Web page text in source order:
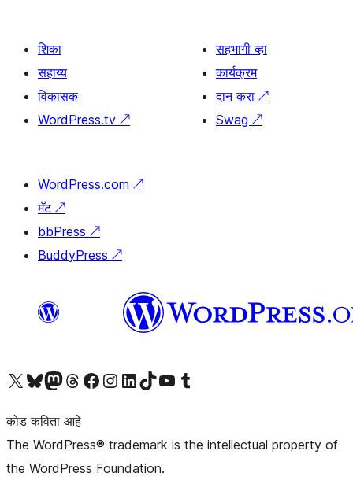
शिका
सहाय्य
विकासक
WordPress.tv ↗
सहभागी व्हा
कार्यक्रम
दान करा ↗
Swag ↗
WordPress.com ↗
मॅट ↗
bbPress ↗
BuddyPress ↗
आमच्या X (एक्स) (पूर्वीचे ट्विटर) खात्याला भेट द्या आमच्या ब्लूस्की खात्याला भेट द्या.आमच्या Mastodon खात्याला भेट द्या.आमच्या थ्रेड्स खात्याला भेट द्या. आमच्या फेसबुक पेजला भेट द्या आमच्या इंस्टाग्राम खात्याला भेट द्या आमच्या लिंक्डइन खात्याला भेट द्या आमच्या टिकटॉक अकाउंटला भेट द्या.आमच्या यूट्यूब चॅनेलला भेट द्या आमच्या टंबलर खात्याला भेट द्या.
कोड कविता आहे
The WordPress® trademark is the intellectual property of
the WordPress Foundation.